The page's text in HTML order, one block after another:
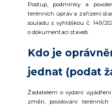
Postup, podmínky a
terénních úprav a zařízení
souladu s vyhláškou č. 149/
o dokumentaci staveb.
Kdo je
jednat (podat
Žadatelem o vydání
změn, povolování